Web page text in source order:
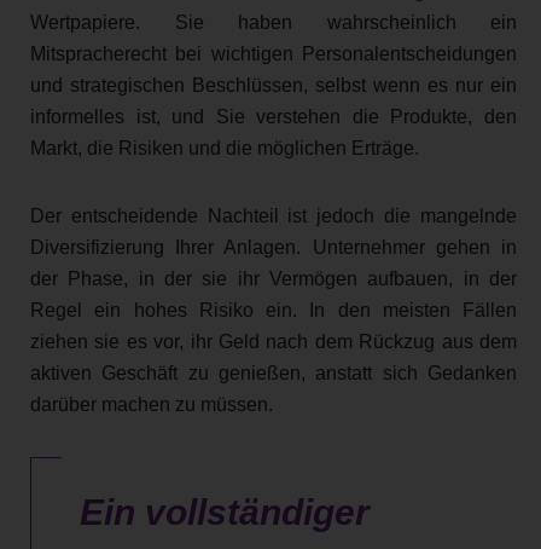
Wertpapiere. Sie haben wahrscheinlich ein
Mitspracherecht bei wichtigen Personalentscheidungen
und strategischen Beschlüssen, selbst wenn es nur ein
informelles ist, und Sie verstehen die Produkte, den
Markt, die Risiken und die möglichen Erträge.
Der entscheidende Nachteil ist jedoch die mangelnde
Diversifizierung Ihrer Anlagen. Unternehmer gehen in
der Phase, in der sie ihr Vermögen aufbauen, in der
Regel ein hohes Risiko ein. In den meisten Fällen
ziehen sie es vor, ihr Geld nach dem Rückzug aus dem
aktiven Geschäft zu genießen, anstatt sich Gedanken
darüber machen zu müssen.
Ein vollständiger